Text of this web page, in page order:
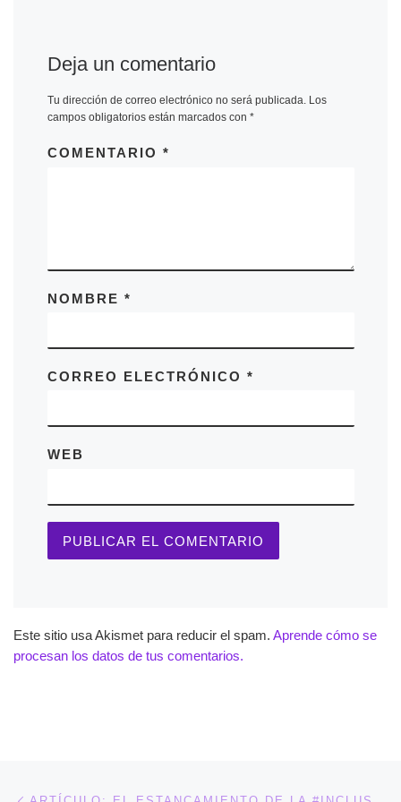
Deja un comentario
Tu dirección de correo electrónico no será publicada. Los
campos obligatorios están marcados con *
COMENTARIO *
NOMBRE *
CORREO ELECTRÓNICO *
WEB
Este sitio usa Akismet para reducir el spam. Aprende cómo se
procesan los datos de tus comentarios.
Navegación de entradas